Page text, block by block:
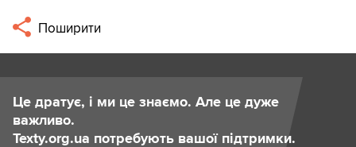
Поширити
Це дратує, і ми це знаємо. Але це дуже
важливо.
Texty.org.ua потребують вашої підтримки.